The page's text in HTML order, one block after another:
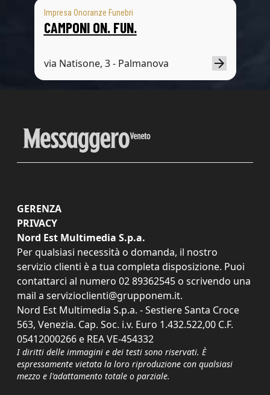
Impresa Onoranze Funebri
CAMPONI ON. FUN.
via Natisone, 3 - Palmanova
GERENZA
PRIVACY
Nord Est Multimedia S.p.a.
Per qualsiasi necessità o domanda, il nostro
servizio clienti è a tua completa disposizione. Puoi
contattarci al numero 02 89362545 o scrivendo una
mail a servizioclienti@grupponem.it.
Nord Est Multimedia S.p.a. - Sestiere Santa Croce
563, Venezia. Cap. Soc. i.v. Euro 1.432.522,00 C.F.
05412000266 e REA VE-454332
I diritti delle immagini e dei testi sono riservati. È
espressamente vietata la loro riproduzione con qualsiasi
mezzo e l'adattamento totale o parziale.